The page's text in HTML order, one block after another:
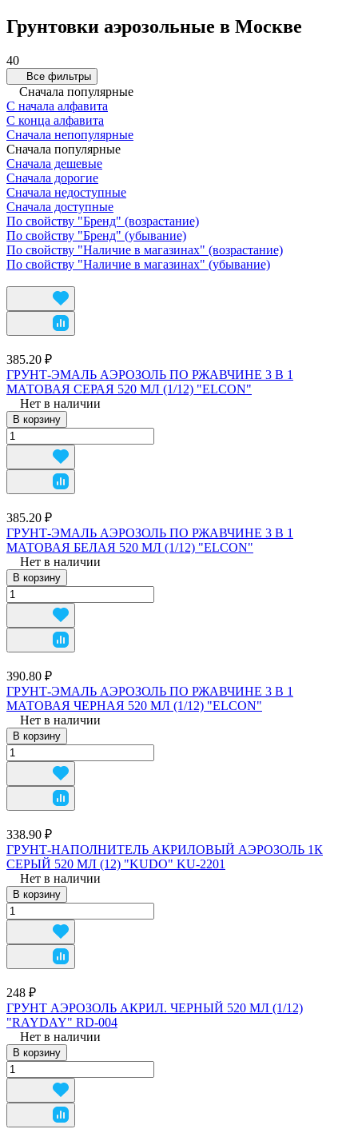
Грунтовки аэрозольные в Москве
40
Все фильтры
Сначала популярные
С начала алфавита
С конца алфавита
Сначала непопулярные
Сначала популярные
Сначала дешевые
Сначала дорогие
Сначала недоступные
Сначала доступные
По свойству "Бренд" (возрастание)
По свойству "Бренд" (убывание)
По свойству "Наличие в магазинах" (возрастание)
По свойству "Наличие в магазинах" (убывание)
385.20 ₽
ГРУНТ-ЭМАЛЬ АЭРОЗОЛЬ ПО РЖАВЧИНЕ 3 В 1
МАТОВАЯ СЕРАЯ 520 МЛ (1/12) "ELCON"
Нет в наличии
В корзину
385.20 ₽
ГРУНТ-ЭМАЛЬ АЭРОЗОЛЬ ПО РЖАВЧИНЕ 3 В 1
МАТОВАЯ БЕЛАЯ 520 МЛ (1/12) "ELCON"
Нет в наличии
В корзину
390.80 ₽
ГРУНТ-ЭМАЛЬ АЭРОЗОЛЬ ПО РЖАВЧИНЕ 3 В 1
МАТОВАЯ ЧЕРНАЯ 520 МЛ (1/12) "ELCON"
Нет в наличии
В корзину
338.90 ₽
ГРУНТ-НАПОЛНИТЕЛЬ АКРИЛОВЫЙ АЭРОЗОЛЬ 1К
СЕРЫЙ 520 МЛ (12) "KUDO" KU-2201
Нет в наличии
В корзину
248 ₽
ГРУНТ АЭРОЗОЛЬ АКРИЛ. ЧЕРНЫЙ 520 МЛ (1/12)
"RAYDAY" RD-004
Нет в наличии
В корзину